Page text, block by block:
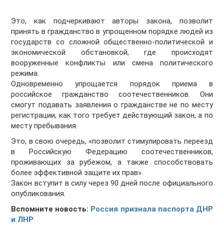
Это, как подчеркивают авторы закона, позволит
принять в гражданство в упрощенном порядке людей из
государств со сложной общественно-политической и
экономической обстановкой, где происходят
вооруженные конфликты или смена политического
режима.
Одновременно упрощается порядок приема в
российское гражданство соотечественников. Они
смогут подавать заявления о гражданстве не по месту
регистрации, как того требует действующий закон, а по
месту пребывания.
Это, в свою очередь, «позволит стимулировать переезд
в Российскую Федерацию соотечественников,
проживающих за рубежом, а также способствовать
более эффективной защите их прав».
Закон вступит в силу через 90 дней после официального
опубликования.
Вспомните новость: Россия признала паспорта ДНР
и ЛНР